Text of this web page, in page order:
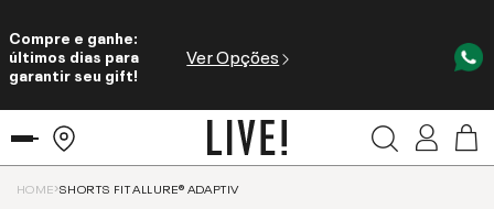
Compre e ganhe:
últimos dias para
garantir seu gift!
Ver Opções
HOME SHORTS FIT ALLURE® ADAPTIV